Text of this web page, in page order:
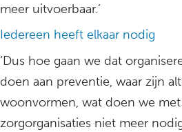
meer uitvoerbaar.’
Iedereen heeft elkaar nodig
‘Dus hoe gaan we dat
doen aan preventie, waar zijn
woonvormen, wat doen we
zorgorganisaties niet meer